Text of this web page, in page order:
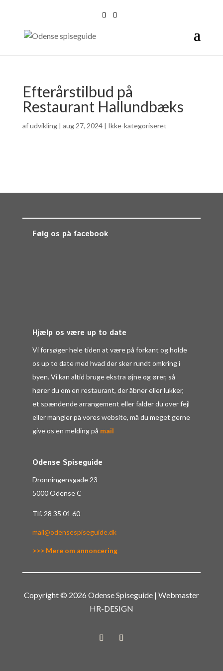
Efterårstilbud på
Restaurant Hallundbæks
afudvikling| aug 27, 2024| Ikke-kategoriseret
Følg os på facebook
Hjælp os være up to date
Vi forsøger hele tiden at være på forkant og holde
os up to date med hvad der sker rundt omkring i
byen. Vi kan altid bruge ekstra øjne og ører, så
hører du om en restaurant, der åbner eller lukker,
et spændende arrangement eller falder du over fejl
eller mangler på vores website, må du meget gerne
give os en melding på mail
Odense Spiseguide
Dronningensgade 23
5000 Odense C
Tlf. 28 35 01 60
mail@odensespiseguide.dk
>>> Mere om annoncering
Copyright © 2026 Odense Spiseguide | Webmaster
HR-DESIGN